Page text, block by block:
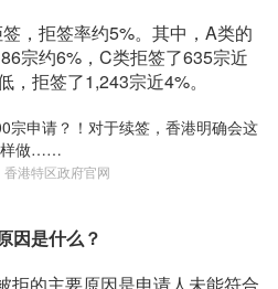
，拒签率约5%。其中，A类的
宗约6%，C类拒签了635宗近
拒签了1,243宗近4%。
港特区政府官网
因是什么？
拒的主要原因是申请人未能符合